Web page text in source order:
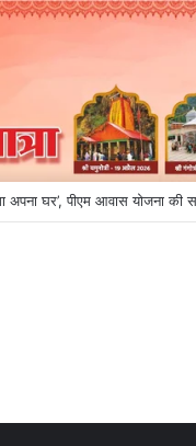
अपना घर’, पीएम आवास योजना की